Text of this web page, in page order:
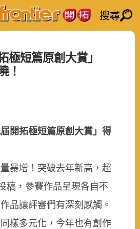
搜尋
極短篇原創大賞」
！
開拓極短篇原創大賞」得
暴增！突破去年新高，超
稿，參賽作品呈現各自不
品讓評審們有深刻感觸。
樣多元化，今年也有創作